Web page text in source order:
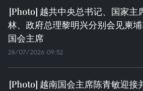
越共中央总书记、国家主
林、政府总理黎明兴分别会见柬
国会主席
28/07/2026 09:52
越南国会主席陈青敏迎接